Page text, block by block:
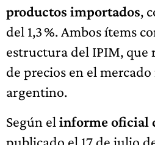
productos importados,
del 1,3 %. Ambos ítems
estructura del IPIM, que
de precios en el
argentino.
Según el informe oficial
publicado el 17 de julio